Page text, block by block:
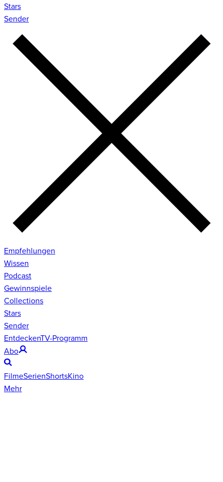
Stars
Sender
Empfehlungen
Wissen
Podcast
Gewinnspiele
Collections
Stars
Sender
EntdeckenTV-Programm
Abo
FilmeSerienShortsKino
Mehr